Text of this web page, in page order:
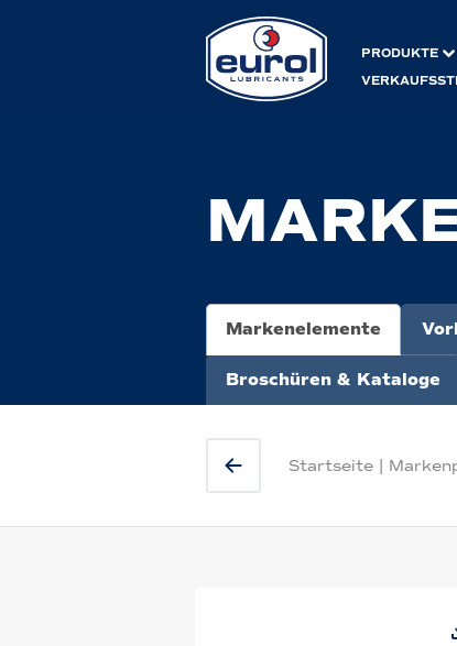
PRODUKTE
Markenelemente
Broschüren & Kataloge
Startseite